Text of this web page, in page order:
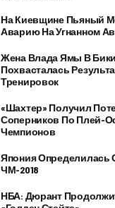
На Киевщине Пьяный
Аварию На Угнанном
Жена Влада Ямы В
Похвасталась
Тренировок
«Шахтер» Получил
Соперников По Плей-
Чемпионов
Япония Определилась
ЧМ-2018
НБА: Дюрант